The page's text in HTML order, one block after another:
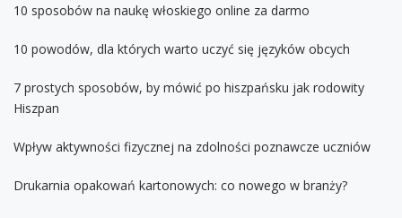
10 sposobów na naukę włoskiego online za darmo
10 powodów, dla których warto uczyć się języków obcych
7 prostych sposobów, by mówić po hiszpańsku jak rodowity
Hiszpan
Wpływ aktywności fizycznej na zdolności poznawcze uczniów
Drukarnia opakowań kartonowych: co nowego w branży?